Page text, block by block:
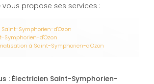
vous propose ses services :
Saint-Symphorien-d'Ozon
Symphorien-d'Ozon
à Saint-Symphorien-d'Ozon
: Électricien Saint-Symphorien-